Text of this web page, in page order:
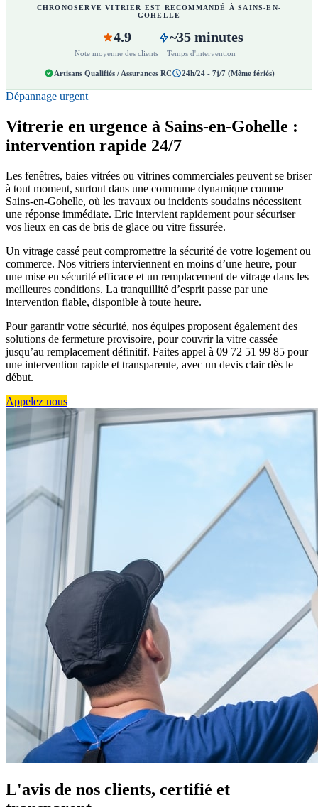
CHRONOSERVE VITRIER EST RECOMMANDÉ À SAINS-EN-
GOHELLE
4.9
Note moyenne des clients
~35 minutes
Temps d'intervention
Artisans Qualifiés / Assurances RC 24h/24 - 7j/7 (Même fériés)
Dépannage urgent
Vitrerie en urgence à Sains-en-Gohelle :
intervention rapide 24/7
Les fenêtres, baies vitrées ou vitrines commerciales peuvent se briser
à tout moment, surtout dans une commune dynamique comme
Sains-en-Gohelle, où les travaux ou incidents soudains nécessitent
une réponse immédiate. Eric intervient rapidement pour sécuriser
vos lieux en cas de bris de glace ou vitre fissurée.
Un vitrage cassé peut compromettre la sécurité de votre logement ou
commerce. Nos vitriers interviennent en moins d’une heure, pour
une mise en sécurité efficace et un remplacement de vitrage dans les
meilleures conditions. La tranquillité d’esprit passe par une
intervention fiable, disponible à toute heure.
Pour garantir votre sécurité, nos équipes proposent également des
solutions de fermeture provisoire, pour couvrir la vitre cassée
jusqu’au remplacement définitif. Faites appel à 09 72 51 99 85 pour
une intervention rapide et transparente, avec un devis clair dès le
début.
Appelez nous
L'avis de nos clients, certifié et